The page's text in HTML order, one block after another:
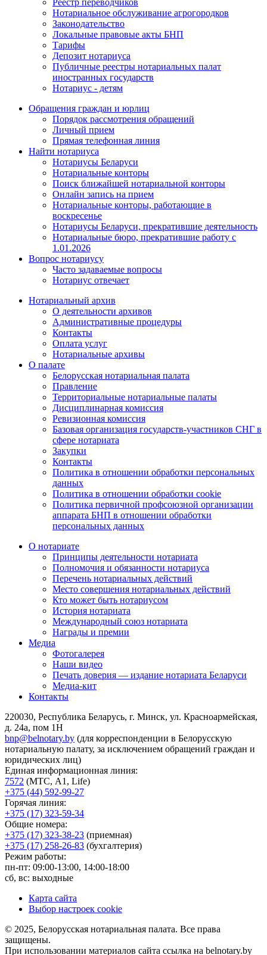
Реестр переводчиков
Нотариальное обслуживание агрогородков
Законодательство
Локальные правовые акты БНП
Тарифы
Депозит нотариуса
Публичные реестры нотариальных палат
иностранных государств
Нотариус - детям
Обращения граждан и юрлиц
Порядок рассмотрения обращений
Личный прием
Прямая телефонная линия
Найти нотариуса
Нотариусы Беларуси
Нотариальные конторы
Поиск ближайшей нотариальной конторы
Онлайн запись на прием
Нотариальные конторы, работающие в
воскресенье
Нотариусы Беларуси, прекратившие деятельность
Нотариальные бюро, прекратившие работу с
1.01.2026
Вопрос нотариусу
Часто задаваемые вопросы
Нотариус отвечает
Нотариальный архив
О деятельности архивов
Административные процедуры
Контакты
Оплата услуг
Нотариальные архивы
О палате
Белорусская нотариальная палата
Правление
Территориальные нотариальные палаты
Дисциплинарная комиссия
Ревизионная комиссия
Базовая организация государств-участников СНГ в
сфере нотариата
Закупки
Контакты
Политика в отношении обработки персональных
данных
Политика в отношении обработки cookie
Политика первичной профсоюзной организации
аппарата БНП в отношении обработки
персональных данных
О нотариате
Принципы деятельности нотариата
Полномочия и обязанности нотариуса
Перечень нотариальных действий
Место совершения нотариальных действий
Кто может быть нотариусом
История нотариата
Международный союз нотариата
Награды и премии
Медиа
Фотогалерея
Наши видео
Печать доверия — издание нотариата Беларуси
Медиа-кит
Контакты
220030, Республика Беларусь, г. Минск, ул. Красноармейская,
д. 24а, пом 1Н
bnp@belnotary.by (для корреспонденции в Белорусскую
нотариальную палату, за исключением обращений граждан и
юридических лиц)
Единая информационная линия:
7572 (МТС, A1, Life)
+375 (44) 592-99-27
Горячая линия:
+375 (17) 323-59-34
Общие номера:
+375 (17) 323-38-23 (приемная)
+375 (17) 258-26-83 (бухгалтерия)
Режим работы:
пн-пт: 09:00-13:00, 14:00-18:00
сб, вс: выходные
Карта сайта
Выбор настроек cookie
© 2025, Белорусская нотариальная палата. Все права
защищены.
При использовании материалов сайта ссылка на belnotary.by